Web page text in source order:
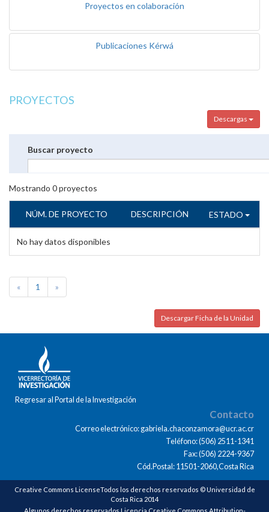
Proyectos en colaboración
Publicaciones Kérwá
PROYECTOS
Descargas
Buscar proyecto
Mostrando 0proyectos
NÚM. DE PROYECTO DESCRIPCIÓN ESTADO
No hay datos disponibles
« 1 »
Descargar Ficha de la Unidad
Regresar al Portal de la Investigación
Contacto
Correo electrónico: gabriela.chaconzamora@ucr.ac.cr
Teléfono: (506) 2511-1341
Fax: (506) 2224-9367
Cód.Postal: 11501-2060,Costa Rica
Creative Commons LicenseTodos los derechos reservados © Universidad de
Costa Rica 2014